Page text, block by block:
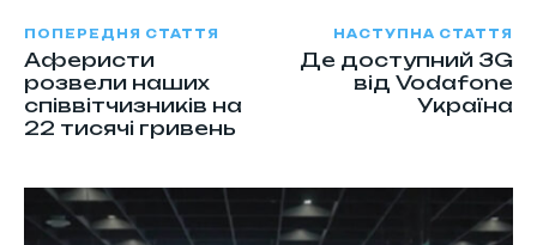
ПОПЕРЕДНЯ СТАТТЯ
Аферисти
розвели наших
співвітчизників на
22 тисячі гривень
НАСТУПНА СТАТТЯ
Де доступний 3G
від Vodafone
Україна